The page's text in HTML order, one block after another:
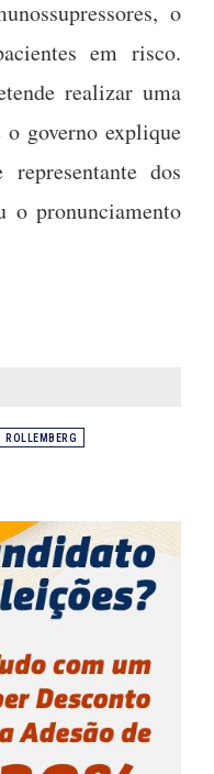
o
em risco.
realizar uma
governo explique
dos
o pronunciamento
ROLLEMBERG